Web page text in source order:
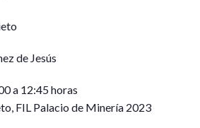
de Jesús
a 12:45 horas
FIL Palacio de Minería 2023